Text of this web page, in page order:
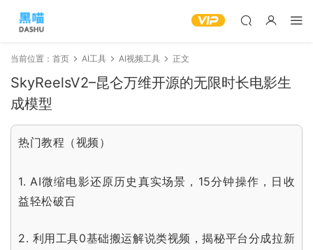
当前位置： 首页 AI工具 AI视频工具 正文
SkyReelsV2–昆仑万维开源的无限时长电影生
成模型
热门教程（视频）
1.AI微缩电影还原历史真实场景，15分钟操作，日收
益轻松破百
2. 利用工具0基础搬运解说类视频，揭秘平台分成拉新